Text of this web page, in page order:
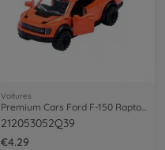
Voitures
212053052Q39
€4.29